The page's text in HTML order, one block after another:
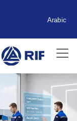
Arabic